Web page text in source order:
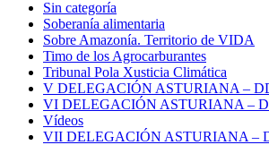
Sin categoría
Soberanía alimentaria
Sobre Amazonía. Territorio de VIDA
Timo de los Agrocarburantes
Tribunal Pola Xusticia Climática
V DELEGACIÓN ASTURIANA –
VI DELEGACIÓN ASTURIANA –
Vídeos
VII DELEGACIÓN ASTURIANA –